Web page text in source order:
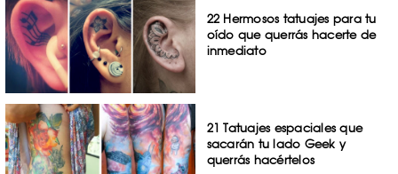
22 Hermosos tatuajes para tu
oído que querrás hacerte de
inmediato
21 Tatuajes espaciales que
sacarán tu lado Geek y
querrás hacértelos